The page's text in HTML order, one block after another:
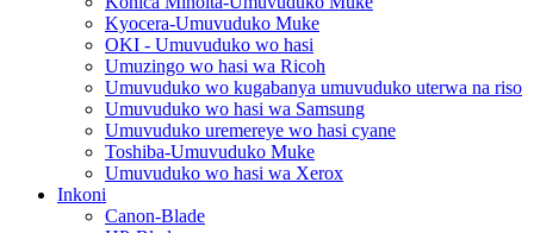
Kyocera-Umuvuduko Muke
OKI - Umuvuduko wo hasi
Umuzingo wo hasi wa Ricoh
Umuvuduko wo kugabanya umuvuduko uterwa na riso
Umuvuduko wo hasi wa Samsung
Umuvuduko uremereye wo hasi cyane
Toshiba-Umuvuduko Muke
Umuvuduko wo hasi wa Xerox
Inkoni
Canon-Blade